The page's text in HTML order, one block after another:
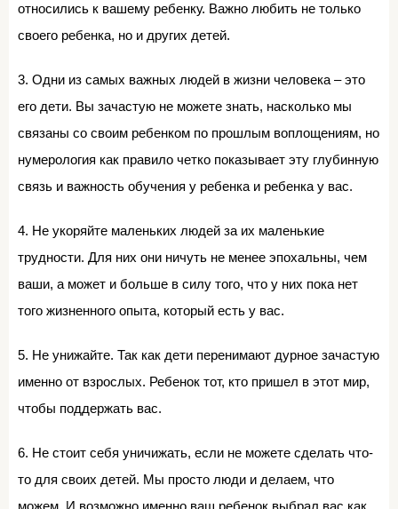
относились к вашему ребенку. Важно любить не только
своего ребенка, но и других детей.
3. Одни из самых важных людей в жизни человека – это
его дети. Вы зачастую не можете знать, насколько мы
связаны со своим ребенком по прошлым воплощениям, но
нумерология как правило четко показывает эту глубинную
связь и важность обучения у ребенка и ребенка у вас.
4. Не укоряйте маленьких людей за их маленькие
трудности. Для них они ничуть не менее эпохальны, чем
ваши, а может и больше в силу того, что у них пока нет
того жизненного опыта, который есть у вас.
5. Не унижайте. Так как дети перенимают дурное зачастую
именно от взрослых. Ребенок тот, кто пришел в этот мир,
чтобы поддержать вас.
6. Не стоит себя уничижать, если не можете сделать что-
то для своих детей. Мы просто люди и делаем, что
можем. И возможно именно ваш ребенок выбрал вас как